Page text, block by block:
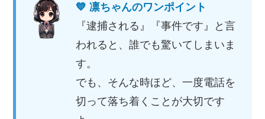
💙 凛ちゃんのワンポイント
『逮捕される』『事件です』と言
われると、誰でも驚いてしまいま
す。
でも、そんな時ほど、一度電話を
切って落ち着くことが大切です